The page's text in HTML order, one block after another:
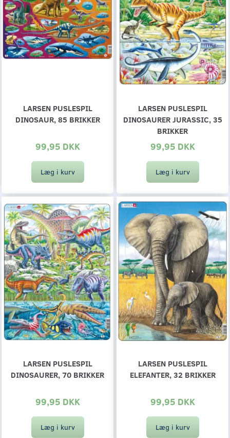
LARSEN PUSLESPIL
DINOSAUR, 85 BRIKKER
99,95 DKK
Læg i kurv
LARSEN PUSLESPIL
DINOSAURER JURASSIC, 35
BRIKKER
99,95 DKK
Læg i kurv
LARSEN PUSLESPIL
DINOSAURER, 70 BRIKKER
99,95 DKK
Læg i kurv
LARSEN PUSLESPIL
ELEFANTER, 32 BRIKKER
99,95 DKK
Læg i kurv